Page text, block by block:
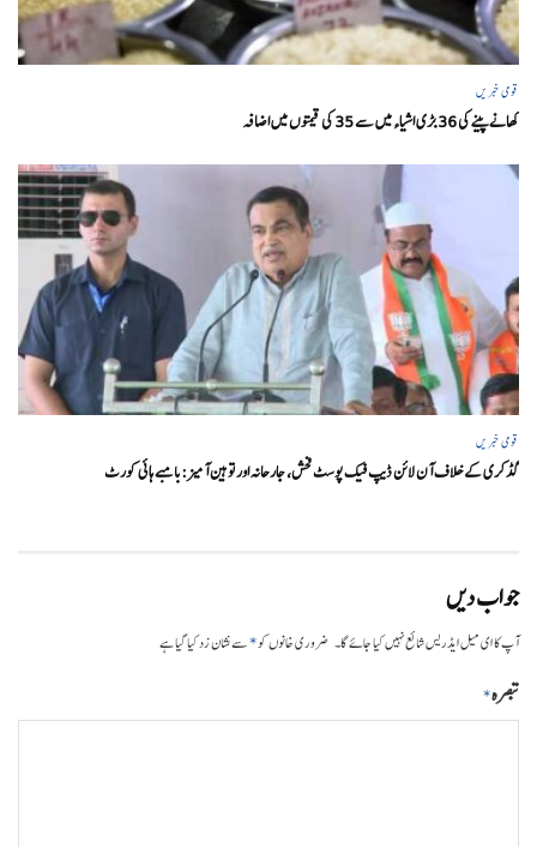
قومی خبریں
کھانے پینے کی 36 بڑی اشیاء میں سے 35 کی قیمتوں میں اضافہ
قومی خبریں
گڈکری کے خلاف آن لائن ڈیپ فیک پوسٹ فحش، جارحانہ اور توہین آمیز:بامبے ہائی کورٹ
جواب دیں
آپ کا ای میل ایڈریس شائع نہیں کیا جائے گا۔ ضروری خانوں کو*سے نشان زد کیا گیا ہے
تبصرہ*